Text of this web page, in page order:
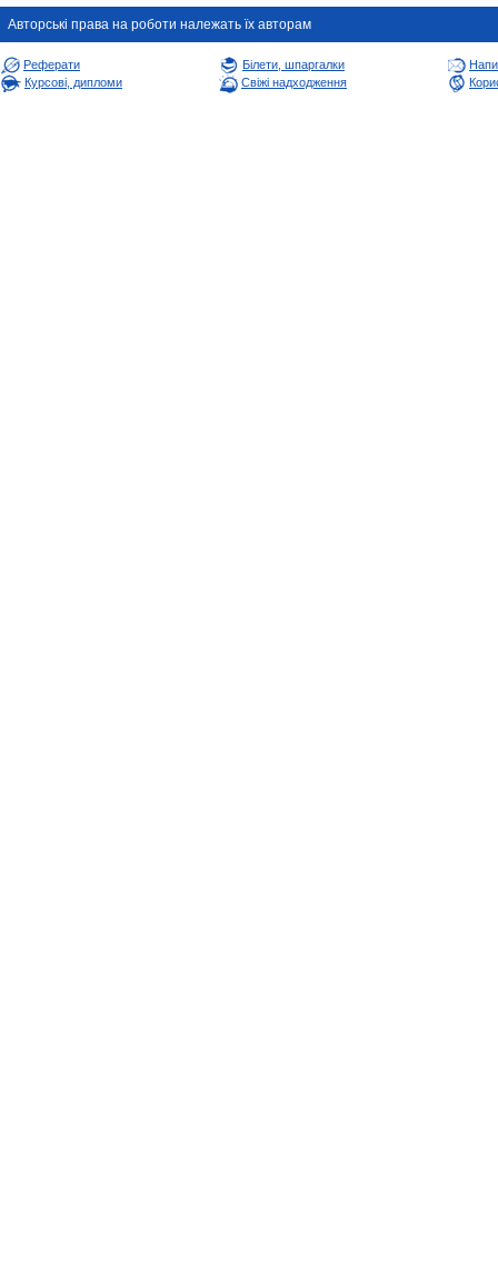
Авторськi права на роботи належать їх авторам
Реферати Білети, шпаргалки
Курсові, дипломи
Свіжі надходження